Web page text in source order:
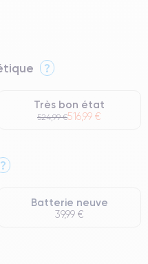
?
Très bon état
524,99 €516,99 €
grade Premium.
?
Batterie neuve
39,99 €